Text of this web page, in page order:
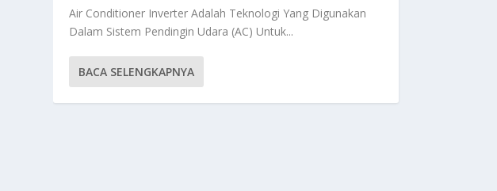
Air Conditioner Inverter Adalah Teknologi Yang Digunakan
Dalam Sistem Pendingin Udara (AC) Untuk...
BACA SELENGKAPNYA